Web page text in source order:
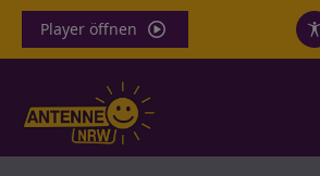
Player öffnen